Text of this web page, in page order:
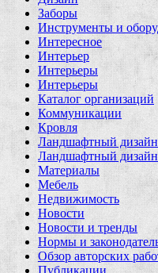
Заборы
Инструменты и
Интересное
Интерьер
Интерьеры
Интерьеры
Каталог организаций
Коммуникации
Кровля
Ландшафтный дизайн
Ландшафтный дизайн
Материалы
Мебель
Недвижимость
Новости
Новости и тренды
Нормы и
Обзор авторских